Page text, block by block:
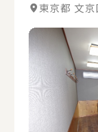
東京都 文